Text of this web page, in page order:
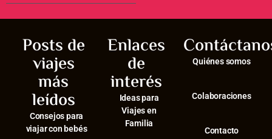
Posts de
viajes
más
leídos
Consejos para
viajar con bebés
Enlaces
de
interés
Ideas para
Viajes en
Familia
Quiénes somos
Colaboraciones
Contacto